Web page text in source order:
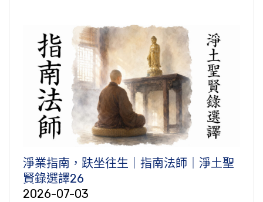
淨業指南，趺坐往生｜指南法師｜淨土聖
賢錄選譯26
2026-07-03